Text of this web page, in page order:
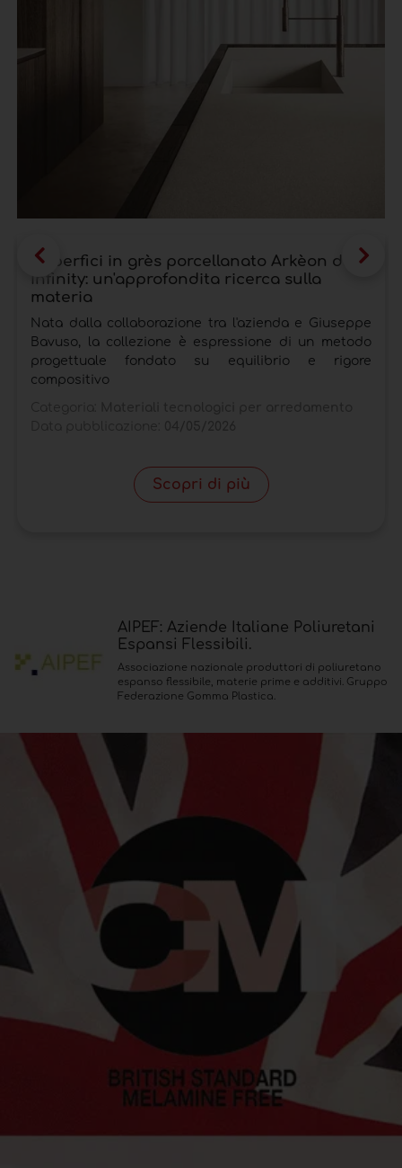
Superfici in grès porcellanato Arkèon di
Infinity: un'approfondita ricerca sulla
materia
Nata dalla collaborazione tra l'azienda e Giuseppe
Bavuso, la collezione è espressione di un metodo
progettuale fondato su equilibrio e rigore
compositivo
Scopri di più
AIPEF: Aziende Italiane Poliuretani
Espansi Flessibili.
Associazione nazionale produttori di poliuretano
espanso flessibile, materie prime e additivi. Gruppo
Federazione Gomma Plastica.